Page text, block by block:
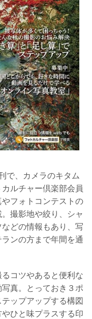
で、カメラのキタム
ルチャー倶楽部会員
フォトコンテストの
撮影地や絞り、シャ
どの情報もあり、写
ンの方まで年間を通
コツやあると便利な
真。とっておき３ポ
ップアップする構図
ひと味プラスする印